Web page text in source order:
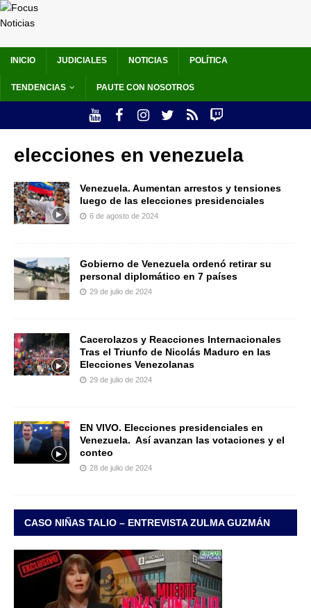
INICIO JUDICIALES NOTICIAS POLÍTICA
TENDENCIAS PAUTE CON NOSOTROS
elecciones en venezuela
Venezuela. Aumentan arrestos y tensiones
luego de las elecciones presidenciales
6 de agosto de 2024
Gobierno de Venezuela ordenó retirar su
personal diplomático en 7 países
29 de julio de 2024
Cacerolazos y Reacciones Internacionales
Tras el Triunfo de Nicolás Maduro en las
Elecciones Venezolanas
29 de julio de 2024
EN VIVO. Elecciones presidenciales en
Venezuela. Así avanzan las votaciones y el
conteo
28 de julio de 2024
CASO NIÑAS TALIO – ENTREVISTA ZULMA GUZMÁN